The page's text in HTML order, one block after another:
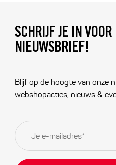
SCHRIJF JE IN VOOR
NIEUWSBRIEF!
Blijf op de hoogte van onze
webshopacties, nieuws &
E-
mailadres *